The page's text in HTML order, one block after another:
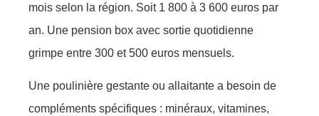
mois selon la région. Soit 1 800 à 3 600 euros par
an. Une pension box avec sortie quotidienne
grimpe entre 300 et 500 euros mensuels.
Une poulinière gestante ou allaitante a besoin de
compléments spécifiques : minéraux, vitamines,